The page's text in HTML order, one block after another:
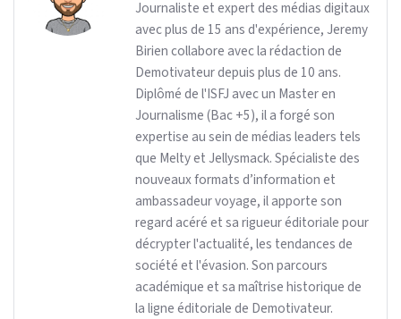
Journaliste et expert des médias digitaux
avec plus de 15 ans d'expérience, Jeremy
Birien collabore avec la rédaction de
Demotivateur depuis plus de 10 ans.
Diplômé de l'ISFJ avec un Master en
Journalisme (Bac +5), il a forgé son
expertise au sein de médias leaders tels
que Melty et Jellysmack. Spécialiste des
nouveaux formats d’information et
ambassadeur voyage, il apporte son
regard acéré et sa rigueur éditoriale pour
décrypter l'actualité, les tendances de
société et l'évasion. Son parcours
académique et sa maîtrise historique de
la ligne éditoriale de Demotivateur.